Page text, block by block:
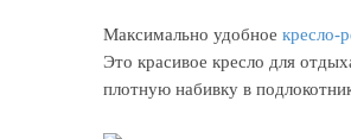
Максимально удобное кресло-
Это красивое кресло для
плотную набивку в